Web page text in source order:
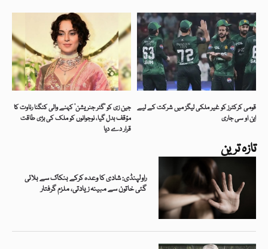
تازہ ترین
راولپنڈی: شادی کا وعدہ کرکے بنکاک سے بلائی
گئی خاتون سے مبینہ زیادتی، ملزم گرفتار
جین زی کو ’گٹر جنریشن‘ کہنے والی کنگنا رناوت کا
مؤقف بدل گیا، نوجوانوں کو ملک کی بڑی طاقت
قرار دے دیا
قومی کرکٹرز کو غیر ملکی لیگز میں شرکت کے لیے
این او سی جاری